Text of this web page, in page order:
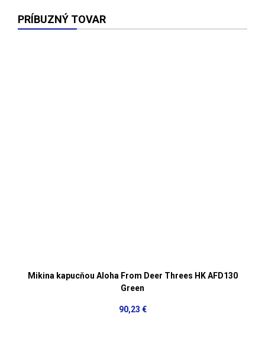
PRÍBUZNÝ TOVAR
Mikina kapucňou Aloha From Deer Threes HK AFD130
Green
90,23 €